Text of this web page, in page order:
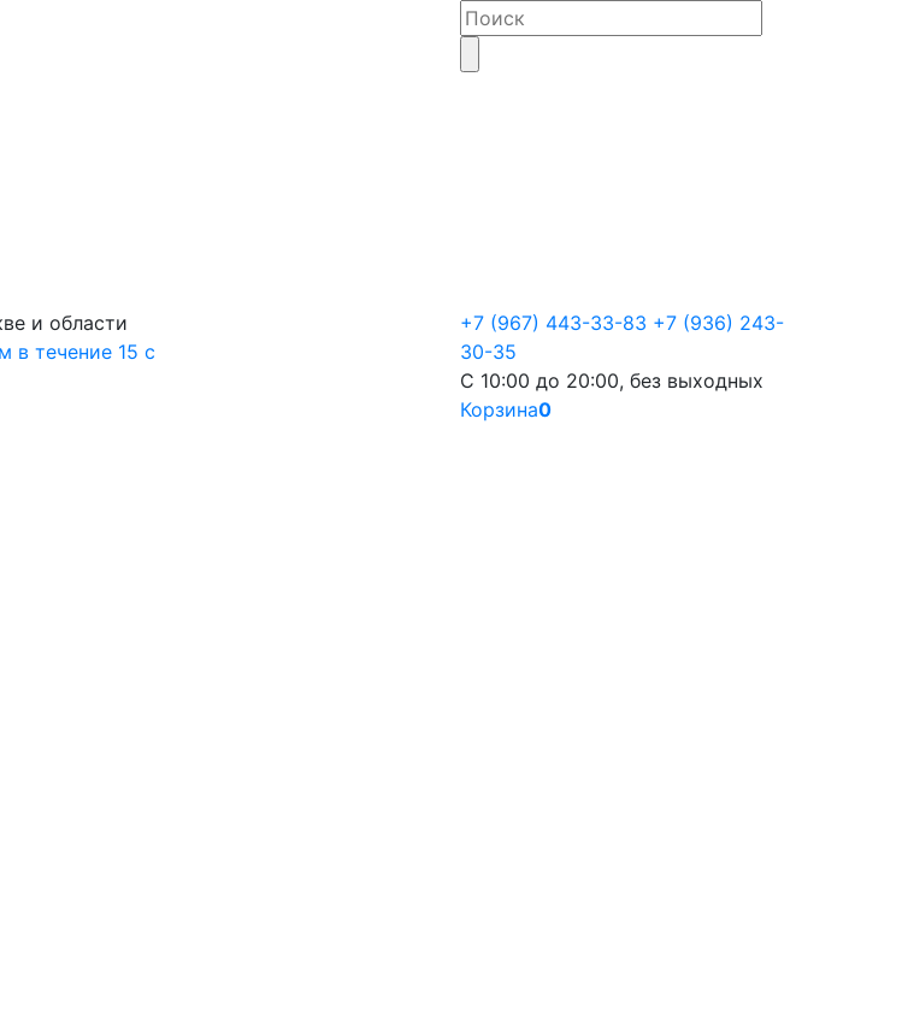
и области
в течение 15 с
+7 (967) 443-33-83 +7 (936) 243-
30-35
С 10:00 до 20:00, без выходных
Корзина0